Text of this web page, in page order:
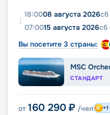
18:0008 августа 2026сб
07:0015 августа 2026сб
Вы посетите 3 страны:
MSC
СТАНДАРТ
от 160 290 ₽ /чел